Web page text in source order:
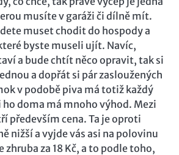
musíte v garáži či dílně mít.
muset chodit do hospody a
byste museli ujít. Navíc,
a bude chtít něco opravit, tak si
a dopřát si pár zasloužených
v podobě piva má totiž každý
ho doma má mnoho výhod. Mezi
především cena. Ta je oproti
nižší a vyjde vás asi na polovinu
zhruba za 18 Kč, a to podle toho,